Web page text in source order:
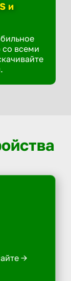
и
всеми
->